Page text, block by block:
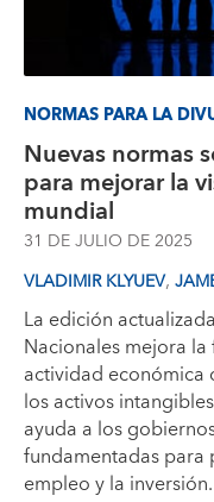
NORMAS PARA LA
Nuevas normas
para mejorar la
mundial
31 DE JULIO DE 2025
VLADIMIR KLYUEV,
La edición
Nacionales mejora
actividad
los activos
ayuda a los
fundamentadas
empleo y la inversión.